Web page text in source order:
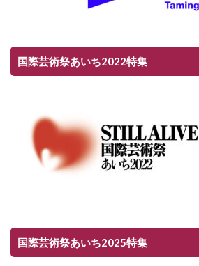
国際芸術祭あいち2022特集
国際芸術祭あいち2025特集